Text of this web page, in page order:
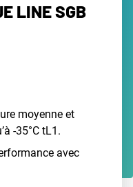
LINE SGB
moyenne et
-35°C tL1.
avec